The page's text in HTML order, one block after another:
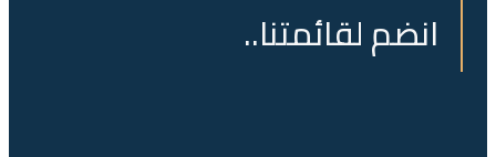
انضم لقائمتنا..